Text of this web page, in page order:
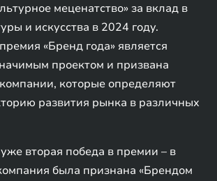
меценатство» за вклад в
и искусства в 2024 году.
«Бренд года» является
проектом и призвана
которые определяют
развития рынка в различных
вторая победа в премии – в
была признана «Брендом